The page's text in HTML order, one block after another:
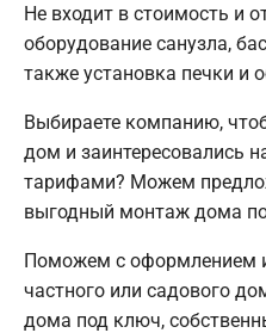
Не входит в стоимость и
оборудование санузла,
также установка печки и
Выбираете компанию,
дом и заинтересовались
тарифами? Можем
выгодный монтаж дома
Поможем с оформлением
частного или садового
дома под ключ,